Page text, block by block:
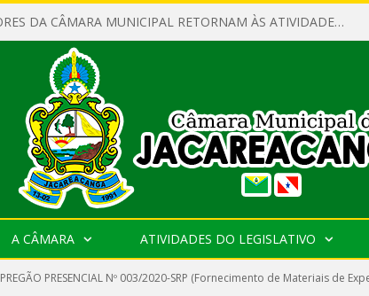
SERVIDORES DA CÂMARA MUNICIPAL RETORNAM ÀS ATIVIDADES APÓS O RECESSO PARLAMENTAR
A CÂMARA ATIVIDADES DO LEGISLATIVO
PREGÃO PRESENCIAL Nº 003/2020-SRP (Fornecimento de Materiais de